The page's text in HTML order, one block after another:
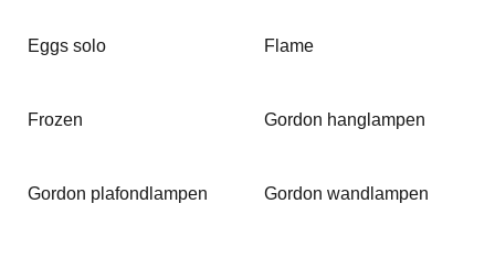
Eggs solo Flame
Frozen Gordon hanglampen
Gordon plafondlampen Gordon wandlampen